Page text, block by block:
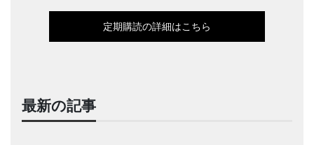
定期購読の詳細はこちら
最新の記事